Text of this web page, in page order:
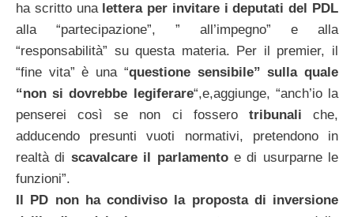
ha scritto unalettera per invitare i deputati del PDL
alla “partecipazione”, ” all’impegno” e alla
“responsabilità” su questa materia. Per il premier, il
“fine vita” è una “questione sensibile” sulla quale
“non si dovrebbe legiferare“,e,aggiunge, “anch’io la
penserei così se non ci fossero tribunaliche,
adducendo presunti vuoti normativi, pretendono in
realtà di scavalcare il parlamentoe di usurparne le
funzioni”.
Il PD non ha condiviso la proposta di inversione